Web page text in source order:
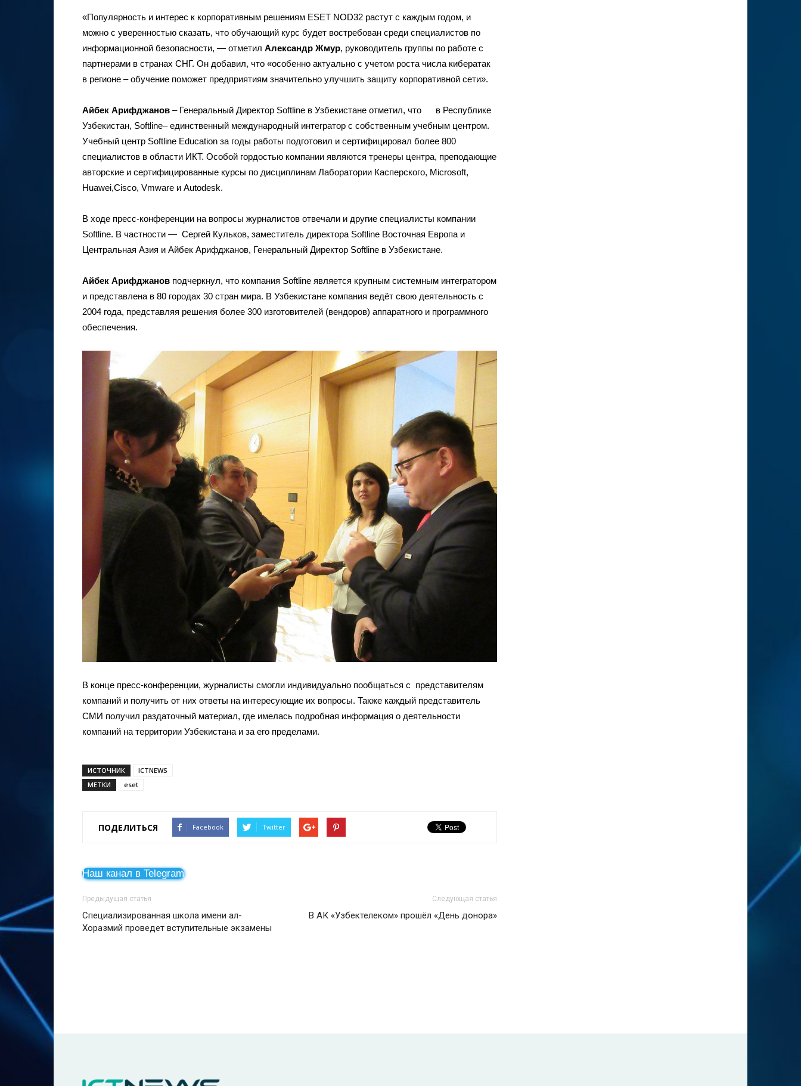
«Популярность и интерес к корпоративным решениям ESET NOD32 растут с каждым годом, и
можно с уверенностью сказать, что обучающий курс будет востребован среди специалистов по
информационной безопасности, — отметил Александр Жмур, руководитель группы по работе с
партнерами в странах СНГ. Он добавил, что «особенно актуально с учетом роста числа кибератак
в регионе – обучение поможет предприятиям значительно улучшить защиту корпоративной сети».
Айбек Арифджанов – Генеральный Директор Softline в Узбекистане отметил, что в Республике
Узбекистан, Softline– единственный международный интегратор с собственным учебным центром.
Учебный центр Softline Education за годы работы подготовил и сертифицировал более 800
специалистов в области ИКТ. Особой гордостью компании являются тренеры центра, преподающие
авторские и сертифицированные курсы по дисциплинам Лаборатории Касперского, Microsoft,
Huawei,Cisco, Vmware и Autodesk.
В ходе пресс-конференции на вопросы журналистов отвечали и другие специалисты компании
Softline. В частности — Сергей Кульков, заместитель директора Softline Восточная Европа и
Центральная Азия и Айбек Арифджанов, Генеральный Директор Softline в Узбекистане.
Айбек Арифджанов подчеркнул, что компания Softline является крупным системным интегратором
и представлена в 80 городах 30 стран мира. В Узбекистане компания ведёт свою деятельность с
2004 года, представляя решения более 300 изготовителей (вендоров) аппаратного и программного
обеспечения.
В конце пресс-конференции, журналисты смогли индивидуально пообщаться с представителям
компаний и получить от них ответы на интересующие их вопросы. Также каждый представитель
СМИ получил раздаточный материал, где имелась подробная информация о деятельности
компаний на территории Узбекистана и за его пределами.
ИСТОЧНИК
ICTNEWS
МЕТКИ
eset
ПОДЕЛИТЬСЯ Facebook Twitter
Наш канал в Telegram
Предыдущая статья
Специализированная школа имени ал-
Хоразмий проведет вступительные экзамены
Следующая статья
В АК «Узбектелеком» прошёл «День донора»